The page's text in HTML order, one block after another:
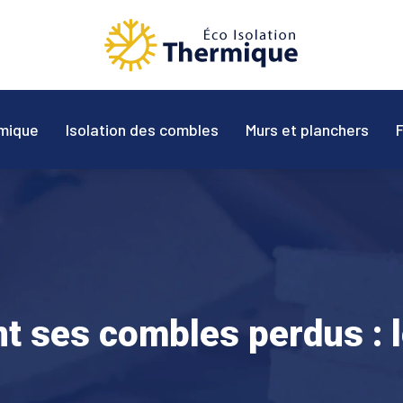
Isolation des combles Murs et planchers
ses combles perdus :